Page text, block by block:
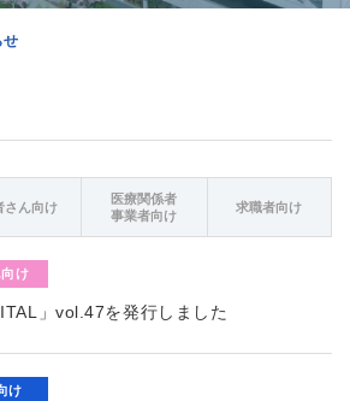
せ
さん向け
医療関係者
事業者向け
求職者向け
け
」vol.47を発行しました
け